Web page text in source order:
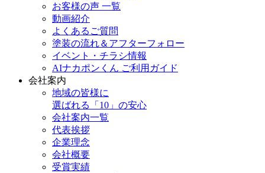
お客様の声 一覧
動画紹介
よくあるご質問
塗装の流れ＆アフターフォロー
イベント・チラシ情報
AIナカポンくん ご利用ガイド
会社案内
地域の皆様に
選ばれる「10」の安心
会社案内一覧
代表挨拶
企業理念
会社概要
受賞実績